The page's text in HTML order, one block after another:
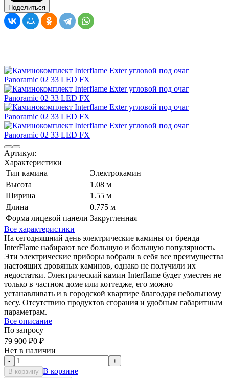
Поделиться
Артикул:
Характеристики
Тип камина
Электрокамин
Высота
1.08 м
Ширина
1.55 м
Длина
0.775 м
Форма лицевой панели Закругленная
Все характеристики
На сегодняшний день электрические камины от бренда
InterFlame набирают все большую и большую популярность.
Эти электрические приборы вобрали в себя все преимущества
настоящих дровяных каминов, однако не получили их
недостатки. Электрический камин Interflame будет уместен не
только в частном доме или коттедже, его можно
устанавливать и в городской квартире благодаря небольшому
весу. Отсутствию продуктов сгорания и удобным габаритным
параметрам.
Все описание
По запросу
79 900 ₽0 ₽
Нет в наличии
-
+
В корзину В корзине